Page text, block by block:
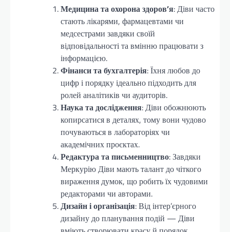
Медицина та охорона здоров’я: Діви часто
стають лікарями, фармацевтами чи
медсестрами завдяки своїй
відповідальності та вмінню працювати з
інформацією.
Фінанси та бухгалтерія: Їхня любов до
цифр і порядку ідеально підходить для
ролей аналітиків чи аудиторів.
Наука та дослідження: Діви обожнюють
копирсатися в деталях, тому вони чудово
почуваються в лабораторіях чи
академічних проєктах.
Редактура та письменництво: Завдяки
Меркурію Діви мають талант до чіткого
вираження думок, що робить їх чудовими
редакторами чи авторами.
Дизайн і організація: Від інтер’єрного
дизайну до планування подій — Діви